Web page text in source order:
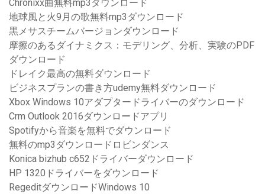
Chronixx曲無料mp3ダウンロード
地球風と火9月の歌無料mp3ダウンロード
黒メサスチームバージョンダウンロード
摩擦のあるダイナミクス：モデリング、分析、実験のPDF
ダウンロード
ドレイク最高の無料ダウンロード
ビジネスプランの書き方udemy無料ダウンロード
Xbox Windows 10アダプタードライバーのダウンロード
Crm Outlook 2016ダウンロードアプリ
Spotifyから音楽を無料でダウンロード
無料のmp3ダウンロードロビンダンス
Konica bizhub c652ドライバーダウンロード
HP 1320ドライバーをダウンロード
RegeditダウンロードWindows 10